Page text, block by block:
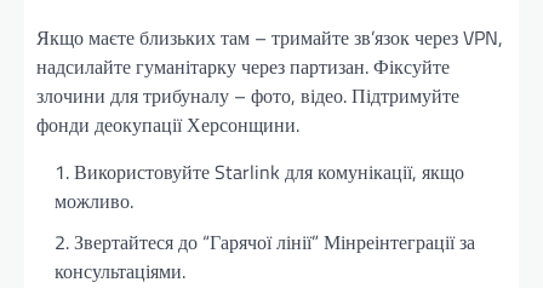
Якщо маєте близьких там – тримайте зв’язок через VPN,
надсилайте гуманітарку через партизан. Фіксуйте
злочини для трибуналу – фото, відео. Підтримуйте
фонди деокупації Херсонщини.
Використовуйте Starlink для комунікації, якщо
можливо.
Звертайтеся до “Гарячої лінії” Мінреінтеграції за
консультаціями.